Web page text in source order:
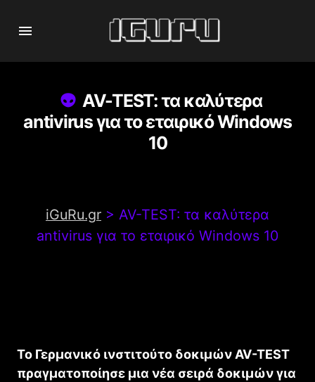
AV-TEST: τα καλύτερα
antivirus για το εταιρικό Windows
10
iGuRu.gr > AV-TEST: τα καλύτερα
antivirus για το εταιρικό Windows 10
To Γερμανικό ινστιτούτο δοκιμών AV-TEST
πραγματοποίησε μια νέα σειρά δοκιμών για